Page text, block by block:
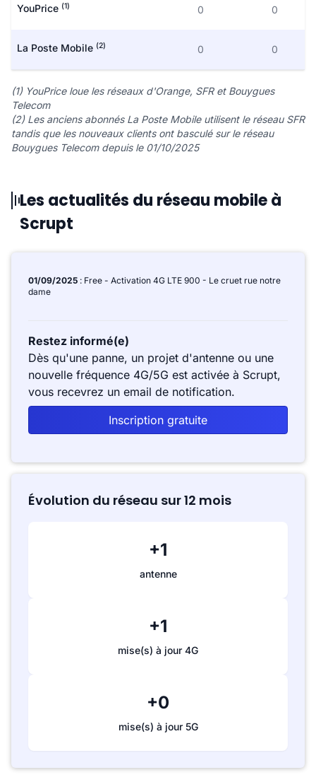
YouPrice (1) 0 0
La Poste Mobile (2) 0 0
(1) YouPrice loue les réseaux d'Orange, SFR et Bouygues
Telecom
(2) Les anciens abonnés La Poste Mobile utilisent le réseau SFR
tandis que les nouveaux clients ont basculé sur le réseau
Bouygues Telecom depuis le 01/10/2025
Les actualités du réseau mobile à
Scrupt
01/09/2025 : Free - Activation 4G LTE 900 - Le cruet rue notre
dame
Restez informé(e)
Dès qu'une panne, un projet d'antenne ou une
nouvelle fréquence 4G/5G est activée à Scrupt,
vous recevrez un email de notification.
Inscription gratuite
Évolution du réseau sur 12 mois
+1
antenne
+1
mise(s) à jour 4G
+0
mise(s) à jour 5G